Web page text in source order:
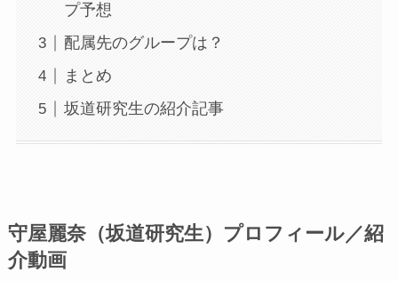
プ予想
配属先のグループは？
まとめ
坂道研究生の紹介記事
守屋麗奈（坂道研究生）プロフィール／紹
介動画